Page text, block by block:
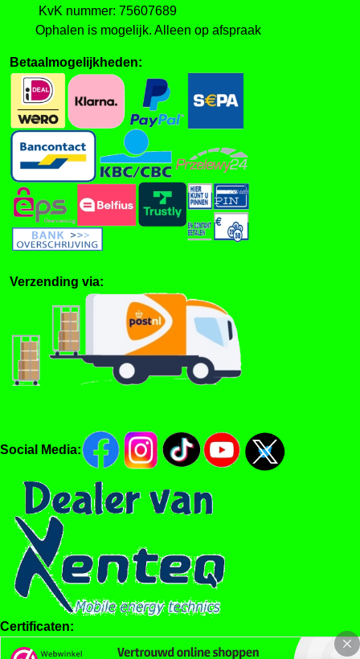
KvK nummer: 75607689
Ophalen is mogelijk. Alleen op afspraak
Betaalmogelijkheden:
Verzending via:
Social Media:
Certificaten: